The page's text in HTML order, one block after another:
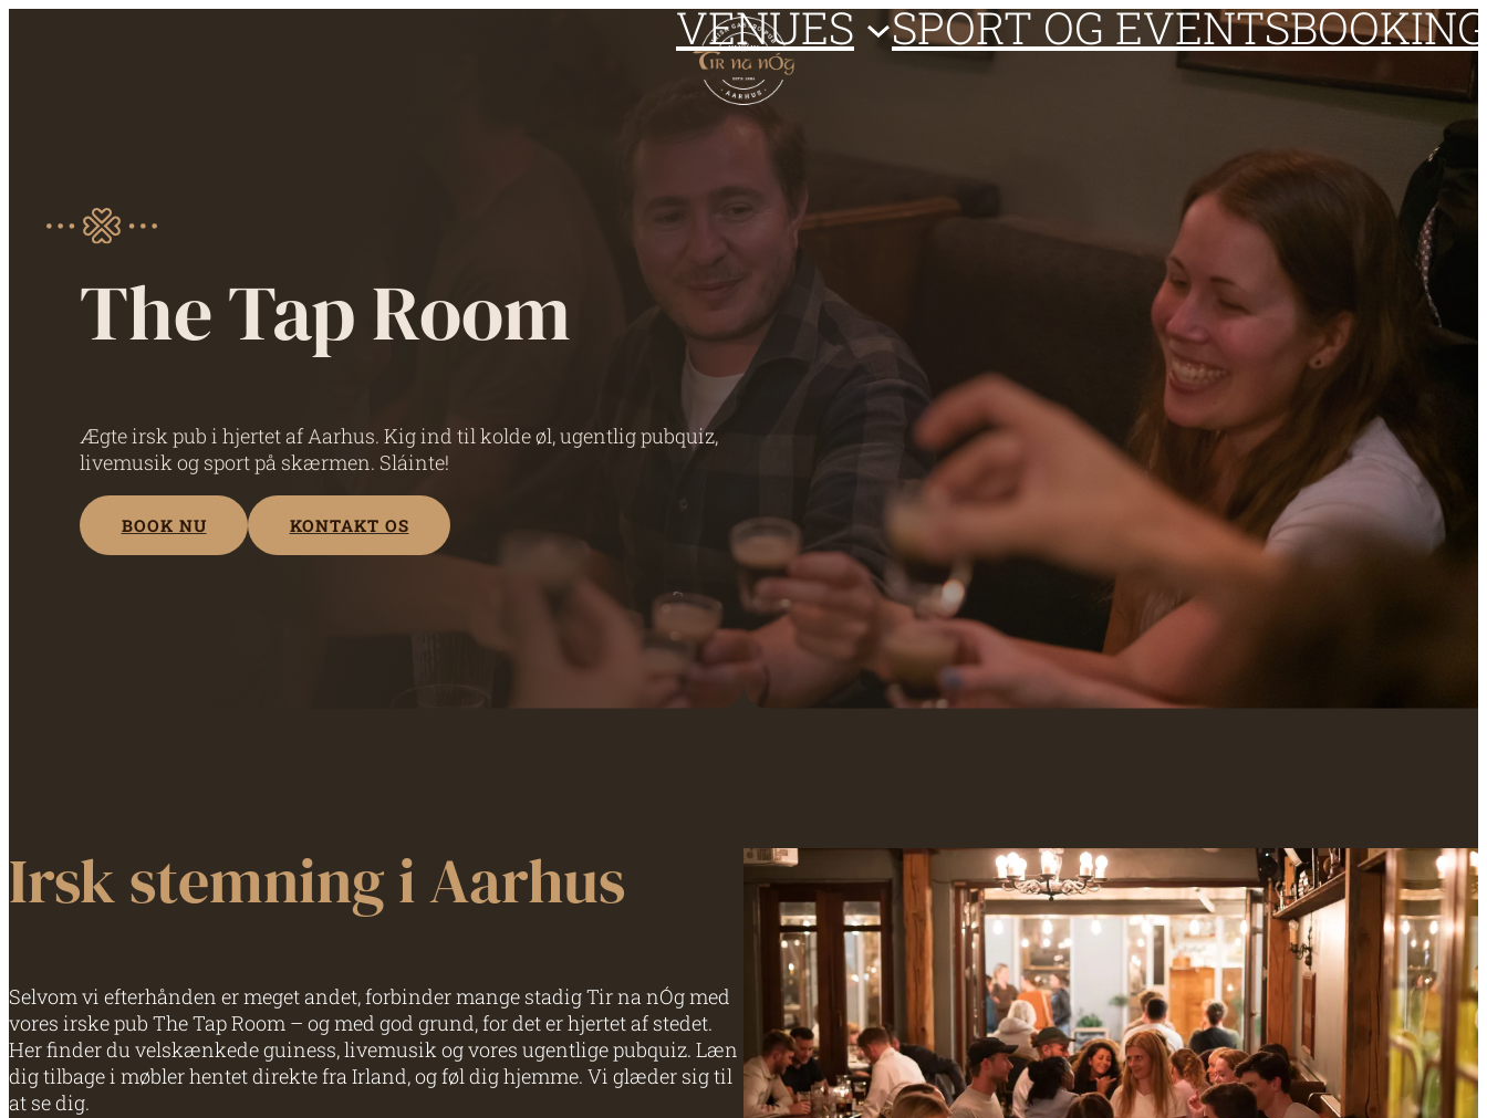
VENUES SPORT OG EVENTSBOOKING
The Tap Room
Ægte irsk pub i hjertet af Aarhus. Kig ind til kolde øl, ugentlig pubquiz,
livemusik og sport på skærmen. Sláinte!
BOOK NU KONTAKT OS
Irsk stemning i Aarhus
Selvom vi efterhånden er meget andet, forbinder mange stadig Tir na nÓg med
vores irske pub The Tap Room – og med god grund, for det er hjertet af stedet.
Her finder du velskænkede guiness, livemusik og vores ugentlige pubquiz. Læn
dig tilbage i møbler hentet direkte fra Irland, og føl dig hjemme. Vi glæder sig til
at se dig.